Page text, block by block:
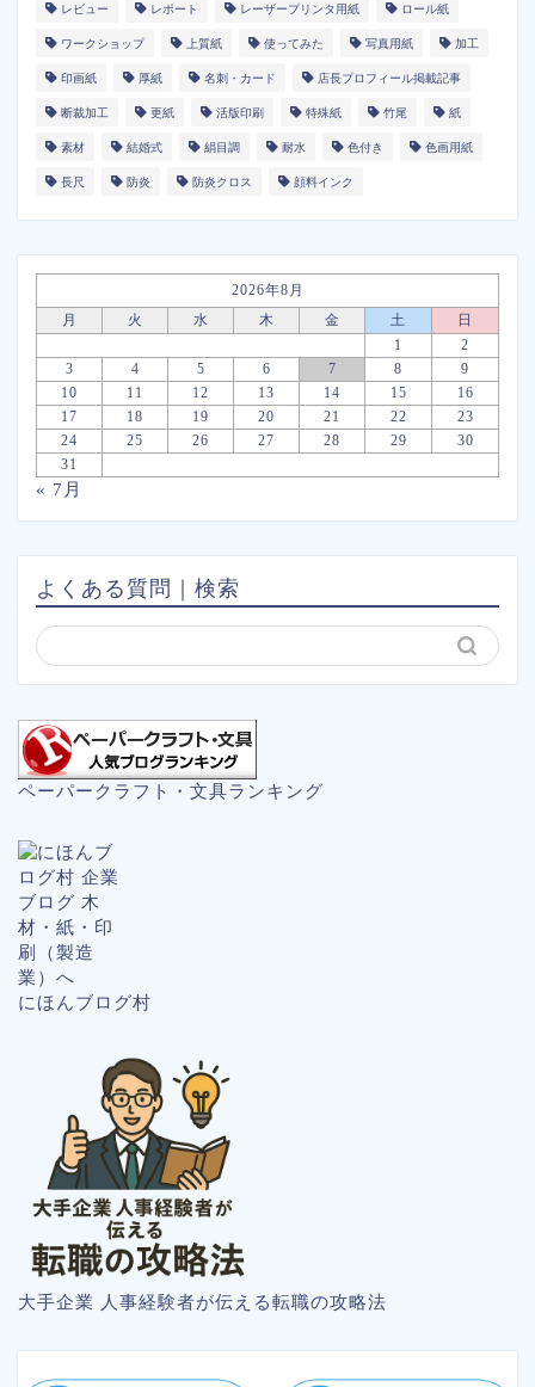
レビュー レポート レーザープリンタ用紙 ロール紙
ワークショップ 上質紙 使ってみた 写真用紙 加工
印画紙 厚紙 名刺・カード 店長プロフィール掲載記事
断裁加工 更紙 活版印刷 特殊紙 竹尾 紙
素材 結婚式 絹目調 耐水 色付き 色画用紙
長尺 防炎 防炎クロス 顔料インク
2026年8月
月
火 水 木 金 土
日
1
2
3
4 5 6 7 8
9
10
11 12 13 14 15
16
17
18 19 20 21 22
23
24
25 26 27 28 29
30
31
« 7月
よくある質問｜検索
ペーパークラフト・文具ランキング
にほんブログ村
大手企業 人事経験者が伝える転職の攻略法